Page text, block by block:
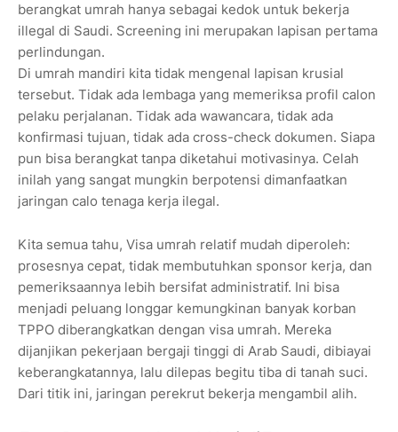
berangkat umrah hanya sebagai kedok untuk bekerja
illegal di Saudi. Screening ini merupakan lapisan pertama
perlindungan.
Di umrah mandiri kita tidak mengenal lapisan krusial
tersebut. Tidak ada lembaga yang memeriksa profil calon
pelaku perjalanan. Tidak ada wawancara, tidak ada
konfirmasi tujuan, tidak ada cross-check dokumen. Siapa
pun bisa berangkat tanpa diketahui motivasinya. Celah
inilah yang sangat mungkin berpotensi dimanfaatkan
jaringan calo tenaga kerja ilegal.
Kita semua tahu, Visa umrah relatif mudah diperoleh:
prosesnya cepat, tidak membutuhkan sponsor kerja, dan
pemeriksaannya lebih bersifat administratif. Ini bisa
menjadi peluang longgar kemungkinan banyak korban
TPPO diberangkatkan dengan visa umrah. Mereka
dijanjikan pekerjaan bergaji tinggi di Arab Saudi, dibiayai
keberangkatannya, lalu dilepas begitu tiba di tanah suci.
Dari titik ini, jaringan perekrut bekerja mengambil alih.